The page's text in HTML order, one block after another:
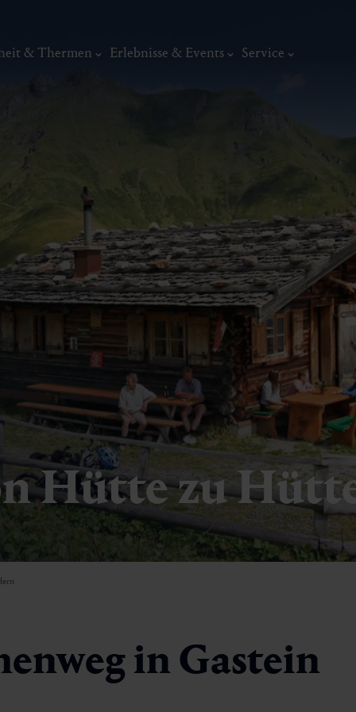
Wandertouren & -karte
Geführte Wanderungen
Genusswandern
Themenwanderwege
Weitwandern
Promenaden-Spaziergänge
Winter- & Schneeschuhwandern
& Thermen Erlebnisse & Events Service
Wellness & Entspannung
Kunst,
Hütte zu
in Gastein